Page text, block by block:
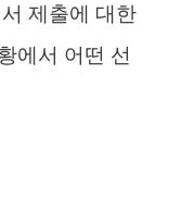
제출에 대한
에서 어떤 선